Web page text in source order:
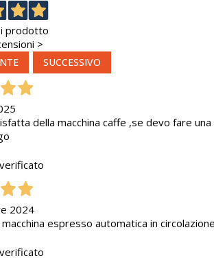
prodotto
>
SUCCESSIVO
della macchina caffe ,se devo fare una
2024
espresso automatica in